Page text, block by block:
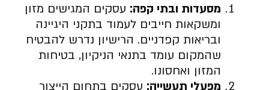
מסעדות ובתי קפה: עסקים המגישים מזון
ומשקאות חייבים לעמוד בתקני היגיינה
ובריאות קפדניים. הרישיון נדרש להבטיח
שהמקום עומד בתנאי הניקיון, בטיחות
המזון ואחסונו.
מפעלי תעשייה: עסקים בתחום הייצור